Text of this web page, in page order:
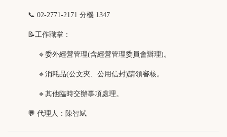
📞 02-2771-2171 分機 1347
📝工作職掌：
🔹委外經營管理(含經營管理委員會辦理)。
🔹消耗品(公文夾、公用信封)請領審核。
🔹其他臨時交辦事項處理。
💬 代理人：陳智斌